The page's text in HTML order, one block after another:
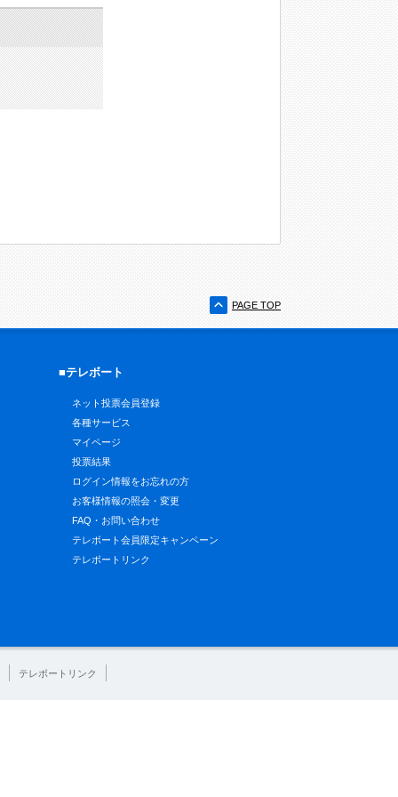
PAGE TOP
■テレボート
ネット投票会員登録
各種サービス
マイページ
投票結果
ログイン情報をお忘れの方
お客様情報の照会・変更
FAQ・お問い合わせ
テレボート会員限定キャンペーン
テレボートリンク
テレボートリンク